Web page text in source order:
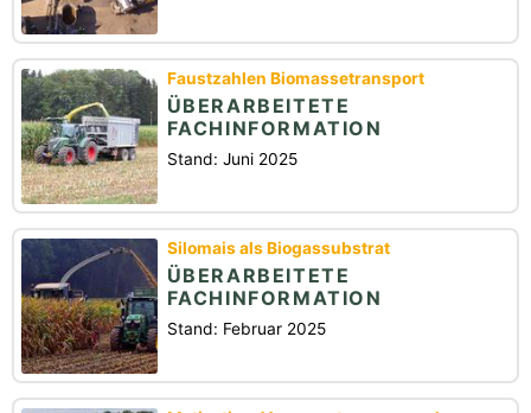
Faustzahlen Biomassetransport
ÜBERARBEITETE
FACHINFORMATION
Stand: Juni 2025
Silomais als Biogassubstrat
ÜBERARBEITETE
FACHINFORMATION
Stand: Februar 2025